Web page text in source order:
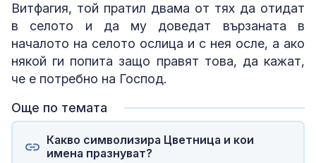
Витфагия, той пратил двама от тях да отидат
в селото и да му доведат вързаната в
началото на селото ослица и с нея осле, а ако
някой ги попита защо правят това, да кажат,
че е потребно на Господ.
Още по темата
Какво символизира Цветница и кои
имена празнуват?